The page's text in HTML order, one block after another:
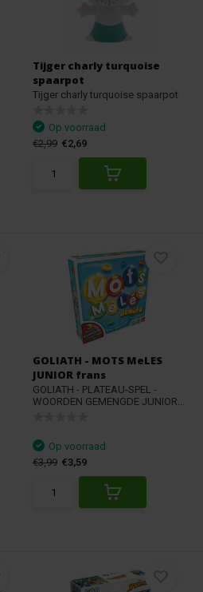
Tijger charly turquoise
spaarpot
Tijger charly turquoise spaarpot
Op voorraad
€2,99 €2,69
GOLIATH - MOTS MeLES
JUNIOR frans
GOLIATH - PLATEAU-SPEL -
WOORDEN GEMENGDE JUNIOR...
Op voorraad
€3,99 €3,59